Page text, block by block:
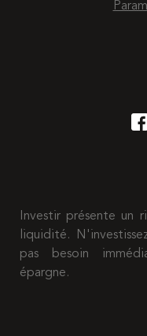
Investir présente un
liquidité.
pas besoin
épargne.